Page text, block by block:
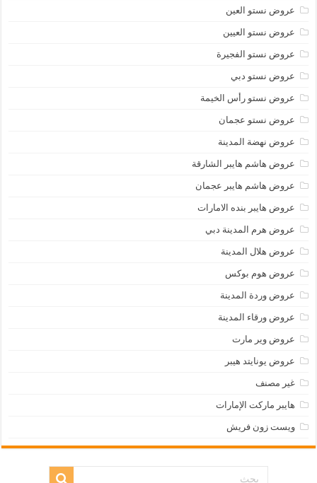
عروض نستو العين
عروض نستو العيين
عروض نستو الفجيرة
عروض نستو دبي
عروض نستو رأس الخيمة
عروض نستو عجمان
عروض نهضة المدينة
عروض هاشم هايبر الشارقة
عروض هاشم هايبر عجمان
عروض هايبر بنده الامارات
عروض هرم المدينة دبي
عروض هلال المدينة
عروض هوم بوكس
عروض وردة المدينة
عروض ورقاء المدينة
عروض وير مارت
عروض يونايتد هيبر
غير مصنف
هايبر ماركت الإمارات
ويست زون فريش